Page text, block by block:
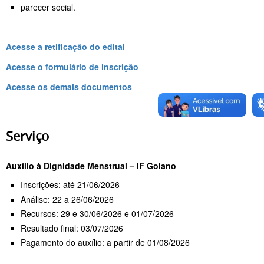
parecer social.
Acesse a retificação do edital
Acesse o formulário de inscrição
Acesse os demais documentos
Serviço
Auxílio à Dignidade Menstrual – IF Goiano
Inscrições: até 21/06/2026
Análise: 22 a 26/06/2026
Recursos: 29 e 30/06/2026 e 01/07/2026
Resultado final: 03/07/2026
Pagamento do auxílio: a partir de 01/08/2026